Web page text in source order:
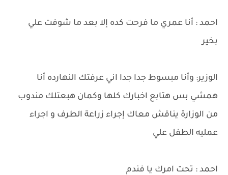
احمد : أنا عمري ما فرحت كده إلا بعد ما شوفت علي
بخير
الوزير: وأنا مبسوط جدا جدا اني عرفتك النهارده أنا
همشي بس هتابع اخبارك كلها وكمان هبعتلك مندوب
من الوزارة يناقش معاك إجراء زراعة الطرف و اجراء
عمليه الطفل علي
احمد : تحت امرك يا فندم